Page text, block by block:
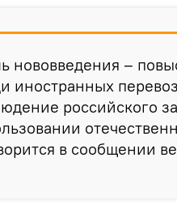
нововведения –
иностранных
российского
в сообщении